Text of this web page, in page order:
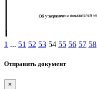
1 ... 51 52 53 54 55 56 57 58
Отправить документ
×